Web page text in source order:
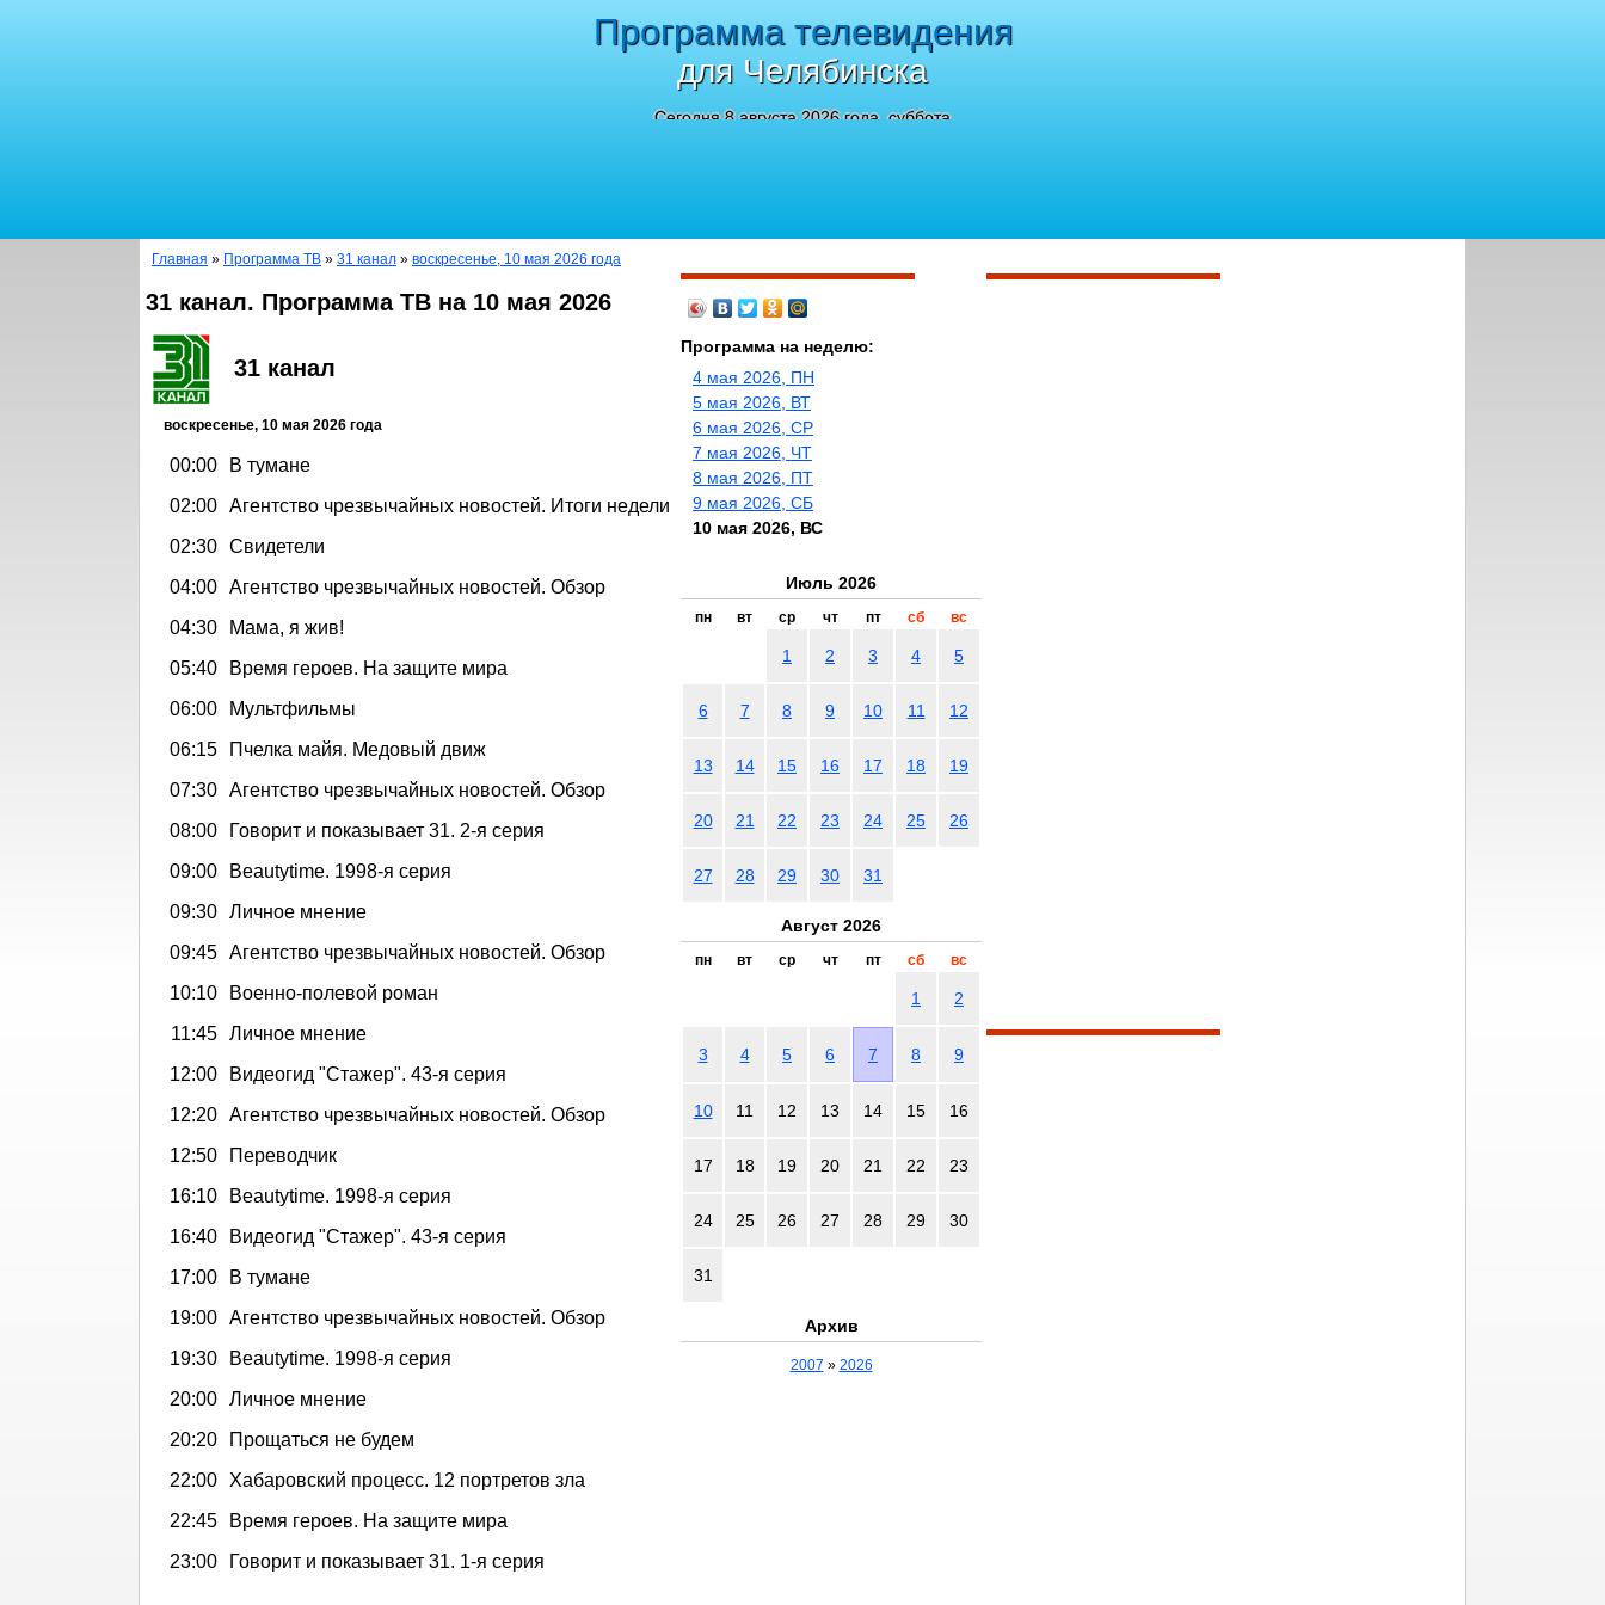
Программа телевидения
для Челябинска
Сегодня 8 августа 2026 года, суббота
Главная » Программа ТВ » 31 канал » воскресенье, 10 мая 2026 года
31 канал. Программа ТВ на 10 мая 2026
31 канал
воскресенье, 10 мая 2026 года
00:00
В тумане
02:00 Агентство чрезвычайных новостей. Итоги недели
02:30 Свидетели
04:00 Агентство чрезвычайных новостей. Обзор
04:30
Мама, я жив!
05:40
Время героев. На защите мира
06:00
Мультфильмы
06:15
Пчелка майя. Медовый движ
07:30 Агентство чрезвычайных новостей. Обзор
08:00
Говорит и показывает 31. 2-я серия
09:00
Beautytime. 1998-я серия
09:30 Личное мнение
09:45 Агентство чрезвычайных новостей. Обзор
10:10
Военно-полевой роман
11:45 Личное мнение
12:00
Видеогид "Стажер". 43-я серия
12:20 Агентство чрезвычайных новостей. Обзор
12:50
Переводчик
16:10
Beautytime. 1998-я серия
16:40
Видеогид "Стажер". 43-я серия
17:00
В тумане
19:00 Агентство чрезвычайных новостей. Обзор
19:30
Beautytime. 1998-я серия
20:00 Личное мнение
20:20
Прощаться не будем
22:00
Хабаровский процесс. 12 портретов зла
22:45
Время героев. На защите мира
23:00
Говорит и показывает 31. 1-я серия
Программа на неделю:
4 мая 2026, ПН
5 мая 2026, ВТ
6 мая 2026, СР
7 мая 2026, ЧТ
8 мая 2026, ПТ
9 мая 2026, СБ
10 мая 2026, ВС
Июль 2026
пн вт ср чт пт сб вс
1 2 3 4 5
6 7 8 9 10 11 12
13 14 15 16 17 18 19
20 21 22 23 24 25 26
27 28 29 30 31
Август 2026
пн вт ср чт пт сб вс
1 2
3 4 5 6 7 8 9
10 11 12 13 14 15 16
17 18 19 20 21 22 23
24 25 26 27 28 29 30
31
Архив
2007 » 2026